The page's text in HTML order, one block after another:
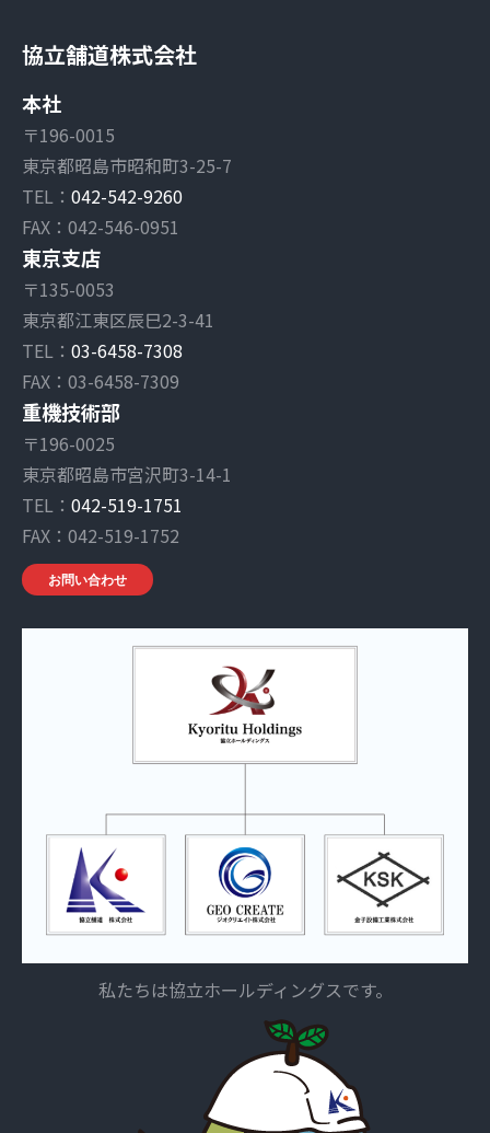
協立舗道株式会社
本社
〒196-0015
東京都昭島市昭和町3-25-7
TEL： 042-542-9260
FAX：042-546-0951
東京支店
〒135-0053
東京都江東区辰巳2-3-41
TEL： 03-6458-7308
FAX：03-6458-7309
重機技術部
〒196-0025
東京都昭島市宮沢町3-14-1
TEL： 042-519-1751
FAX：042-519-1752
お問い合わせ
私たちは協立ホールディングスです。